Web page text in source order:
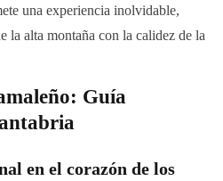
una experiencia inolvidable,
la alta montaña con la calidez de la
Guía
en el corazón de los